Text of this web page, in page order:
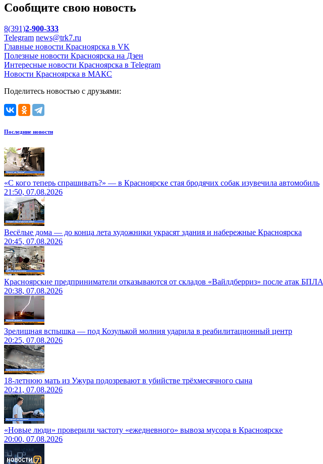
Сообщите свою новость
8(391)2-900-333
Telegram news@trk7.ru
Главные новости Красноярска в VK
Полезные новости Красноярска на Дзен
Интересные новости Красноярска в Telegram
Новости Красноярска в МАКС
Поделитесь новостью с друзьями:
Последние новости
«С кого теперь спрашивать?» — в Красноярске стая бродячих собак изувечила автомобиль
21:50, 07.08.2026
Весёлые дома — до конца лета художники украсят здания и набережные Красноярска
20:45, 07.08.2026
Красноярские предприниматели отказываются от складов «Вайлдберриз» после атак БПЛА
20:38, 07.08.2026
Зрелищная вспышка — под Козулькой молния ударила в реабилитационный центр
20:25, 07.08.2026
18-летнюю мать из Ужура подозревают в убийстве трёхмесячного сына
20:21, 07.08.2026
«Новые люди» проверили частоту «ежедневного» вывоза мусора в Красноярске
20:00, 07.08.2026